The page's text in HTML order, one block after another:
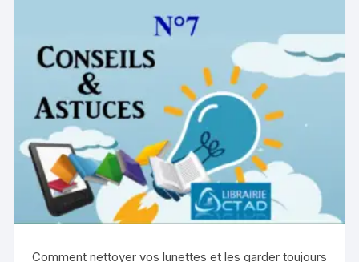
Comment nettoyer vos lunettes et les garder toujours